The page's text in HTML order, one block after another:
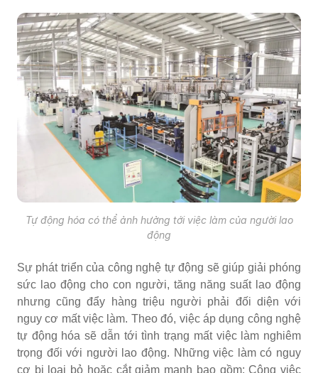
Tự động hóa có thể ảnh hưởng tới việc làm của người lao
động
Sự phát triển của công nghệ tự động sẽ giúp giải phóng
sức lao động cho con người, tăng năng suất lao động
nhưng cũng đẩy hàng triệu người phải đối diện với
nguy cơ mất việc làm. Theo đó, việc áp dụng công nghệ
tự động hóa sẽ dẫn tới tình trạng mất việc làm nghiêm
trọng đối với người lao động. Những việc làm có nguy
cơ bị loại bỏ hoặc cắt giảm mạnh bao gồm: Công việc